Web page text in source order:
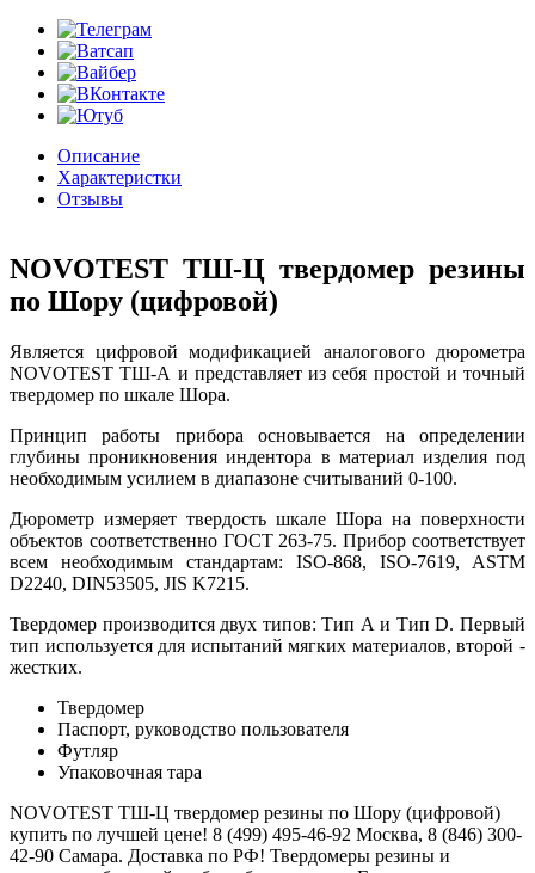
Описание
Характеристки
Отзывы
NOVOTEST ТШ-Ц твердомер резины
по Шору (цифровой)
Является цифровой модификацией аналогового дюрометра
NOVOTEST ТШ-А и представляет из себя простой и точный
твердомер по шкале Шора.
Принцип работы прибора основывается на определении
глубины проникновения индентора в материал изделия под
необходимым усилием в диапазоне считываний 0-100.
Дюрометр измеряет твердость шкале Шора на поверхности
объектов соответственно ГОСТ 263-75. Прибор соответствует
всем необходимым стандартам: ISO-868, ISO-7619, ASTM
D2240, DIN53505, JIS K7215.
Твердомер производится двух типов: Тип А и Тип D. Первый
тип используется для испытаний мягких материалов, второй -
жестких.
Твердомер
Паспорт, руководство пользователя
Футляр
Упаковочная тара
NOVOTEST ТШ-Ц твердомер резины по Шору (цифровой)
купить по лучшей цене! 8 (499) 495-46-92 Москва, 8 (846) 300-
42-90 Самара. Доставка по РФ! Твердомеры резины и